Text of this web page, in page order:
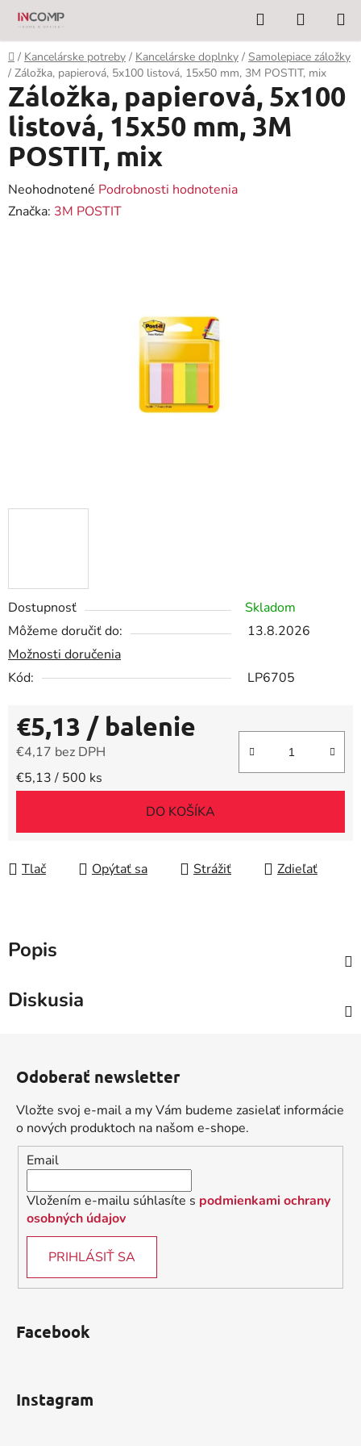
Prejsť
obsah
Hľadať
KOŠÍK
Domov
/ Kancelárske potreby / Kancelárske doplnky / Samolepiace záložky
/ Záložka, papierová, 5x100 listová, 15x50 mm, 3M POSTIT, mix
Dostupnosť
Skladom
Môžeme doručiť do:
13.8.2026
Možnosti doručenia
Kód:
LP6705
€5,13 / balenie
€4,17 bez DPH
Jednotková cena:
€5,13 / 500 ks
DO KOŠÍKA
Tlač Opýtať sa Strážiť Zdieľať
Záložka, papierová, 5x100
listová, 15x50 mm, 3M
POSTIT, mix
Priemerné
hodnotenie
Neohodnotené Podrobnosti hodnotenia
Značka: 3M POSTIT
Popis
Diskusia
Odoberať newsletter
Vložte svoj e-mail a my Vám budeme zasielať informácie
o nových produktoch na našom e-shope.
Email
Vložením e-mailu súhlasíte s podmienkami ochrany
osobných údajov
PRIHLÁSIŤ SA
Facebook
Instagram